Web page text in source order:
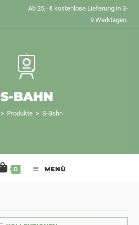
Ab 25,- € kostenlose Lieferung in 3-
9 Werktagen.
S-BAHN
> Produkte > S-Bahn
0 MENÜ